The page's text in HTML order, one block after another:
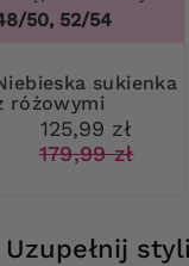
50, 52/54
różowymi
125,99 zł
179,99 zł
Uzupełnij